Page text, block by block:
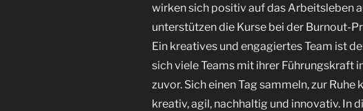
wirken sich positiv auf das Arbeitsleben
unterstützen die Kurse bei der Burnout-
Ein kreatives und engagiertes Team ist
sich viele Teams mit ihrer Führungskraft
zuvor. Sich einen Tag sammeln, zur
kreativ, agil, nachhaltig und innovativ. In